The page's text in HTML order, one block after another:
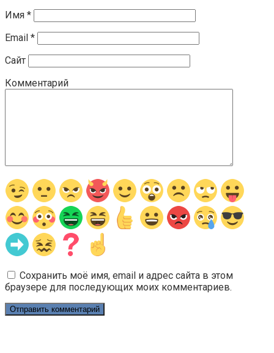
Имя *
Email *
Сайт
Комментарий
Сохранить моё имя, email и адрес сайта в этом
браузере для последующих моих комментариев.